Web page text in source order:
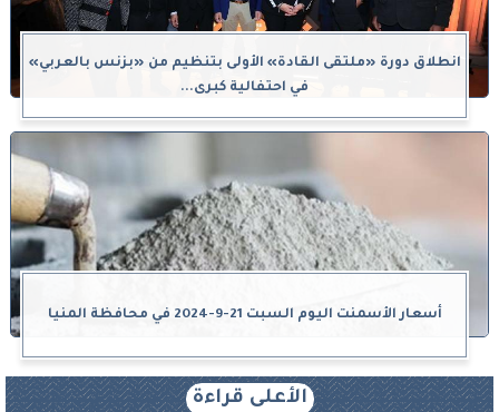
انطلاق دورة «ملتقى القادة» الأولى بتنظيم من «بزنس بالعربي»
في احتفالية كبرى...
أسعار الأسمنت اليوم السبت 21-9-2024 في محافظة المنيا
الأعلى قراءة